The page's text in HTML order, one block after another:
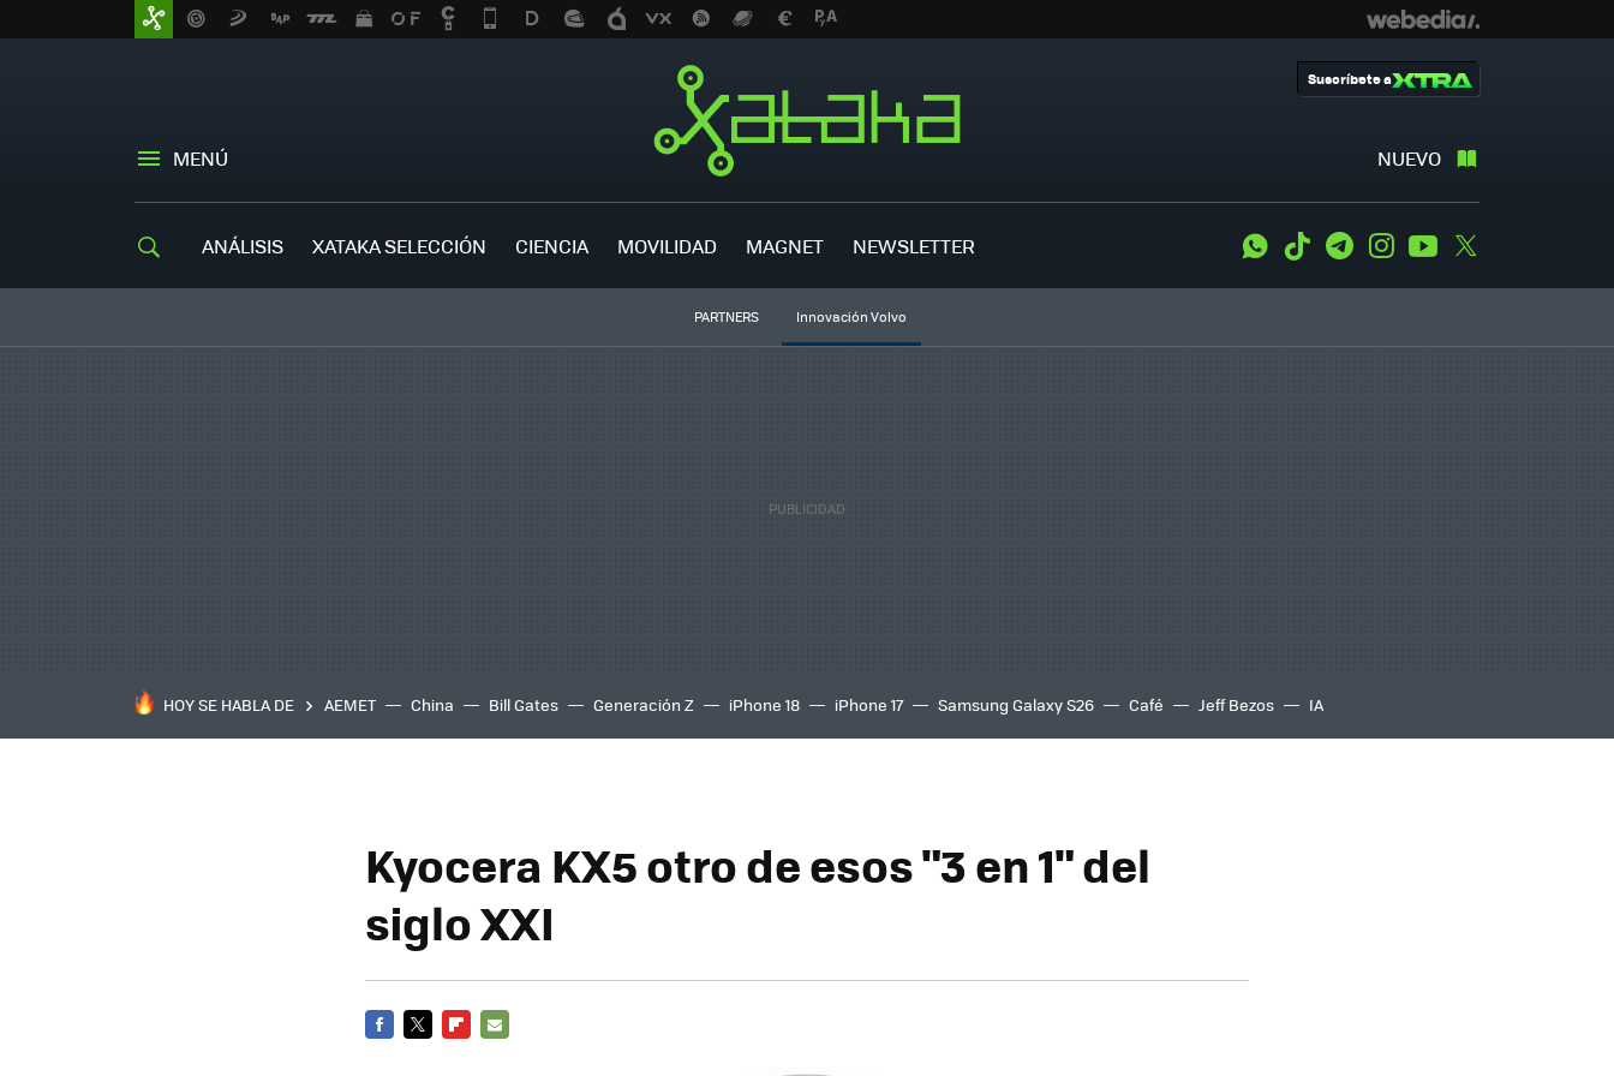
MENÚ NUEVO
Suscríbete a
ANÁLISIS XATAKA SELECCIÓN CIENCIA MOVILIDAD MAGNET NEWSLETTER WhatsApp
Tiktok TelegramInstagramYoutube
PARTNERS Innovación Volvo
HOY SE HABLA DE AEMET China Bill Gates Generación Z iPhone 18 iPhone 17 Samsung Galaxy S26 Café Jeff Bezos IA
Kyocera KX5 otro de esos "3 en 1" del
siglo XXI